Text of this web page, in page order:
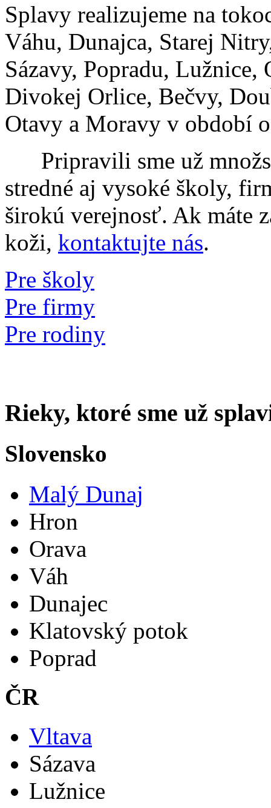
Splavy realizujeme na
Váhu, Dunajca, Starej
Sázavy, Popradu, Lužnice,
Divokej Orlice, Bečvy,
Otavy a Moravy v období
Pripravili sme už
stredné aj vysoké školy,
širokú verejnosť. Ak máte
koži, kontaktujte nás.
Pre školy
Pre firmy
Pre rodiny
Rieky, ktoré sme už
Slovensko
Malý Dunaj
Hron
Orava
Váh
Dunajec
Klatovský potok
Poprad
ČR
Vltava
Sázava
Lužnice